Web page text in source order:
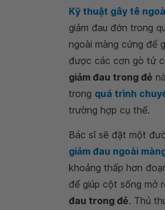
Kỹ thuật gây tê
giảm đau đớn trong
ngoài màng cứng để
được các cơn gò tử
giảm đau trong đẻ
trong quá trình
trường hợp cụ thể.
Bác sĩ sẽ đặt một
giảm đau ngoài
khoảng thấp hơn
để giúp cột sống mở
đau trong đẻ. Thủ